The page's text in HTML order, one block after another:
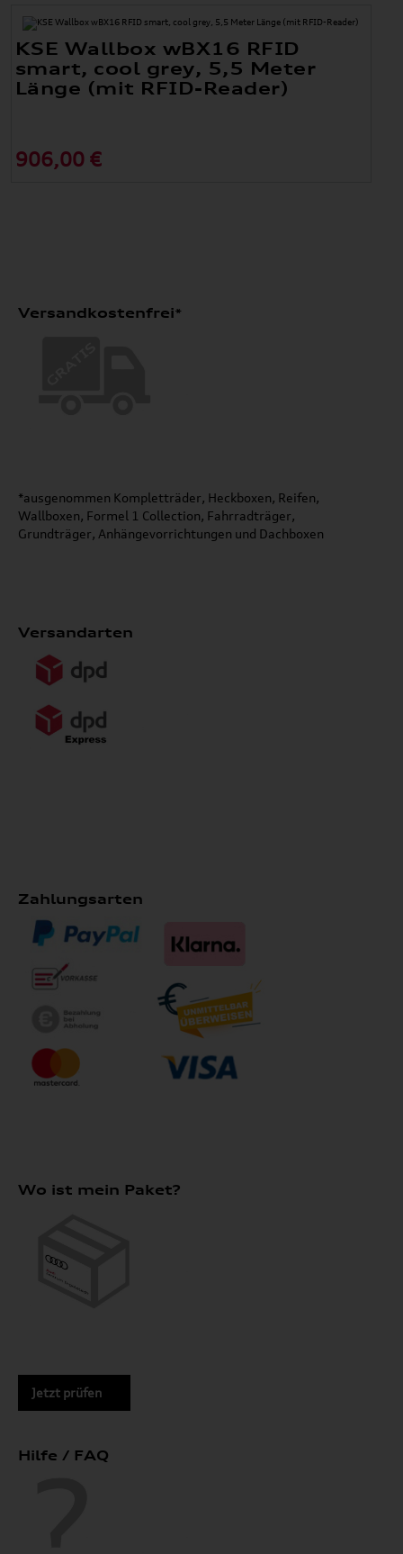
KSE Wallbox wBX16 RFID
smart, cool grey, 5,5 Meter
Länge (mit RFID-Reader)
906,00 €
Versandkostenfrei*
*ausgenommen Kompletträder, Heckboxen, Reifen,
Wallboxen, Formel 1 Collection, Fahrradträger,
Grundträger, Anhängevorrichtungen und Dachboxen
Versandarten
Zahlungsarten
Wo ist mein Paket?
Jetzt prüfen
Hilfe / FAQ